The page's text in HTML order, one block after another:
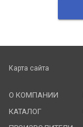
Карта сайта
О КОМПАНИИ
КАТАЛОГ